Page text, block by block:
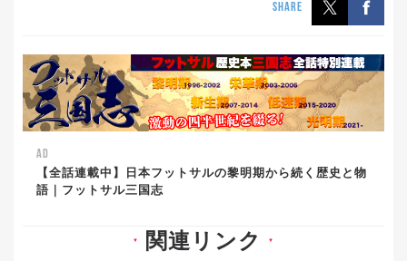
SHARE
AD
【全話連載中】日本フットサルの黎明期から続く歴史と物
語｜フットサル三国志
▼ 関連リンク ▼